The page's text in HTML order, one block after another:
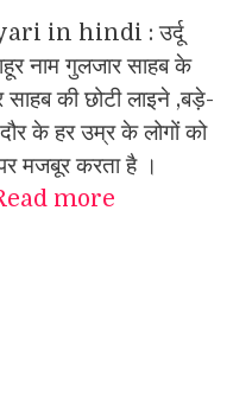
in hindi : उर्दू
नाम गुलजार साहब के
साहब की छोटी लाइने ,बड़े-
के हर उम्र के लोगों को
मजबूर करता है ।
more